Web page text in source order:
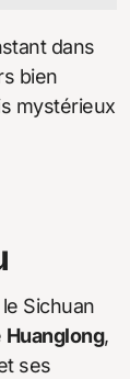
dans
bien
mystérieux
Sichuan
Huanglong,
ses